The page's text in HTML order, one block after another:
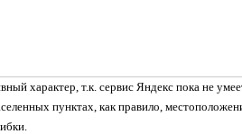
характер, т.к. сервис Яндекс пока не
пунктах, как правило,